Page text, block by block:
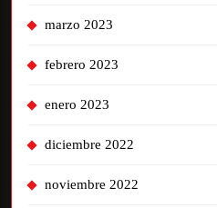
marzo 2023
febrero 2023
enero 2023
diciembre 2022
noviembre 2022